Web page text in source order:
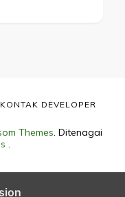
Themes. Ditenagai
.
KONTAK DEVELOPER